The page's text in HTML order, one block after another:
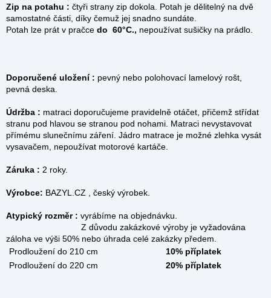
Zip na potahu : čtyři strany zip dokola.
Potah je dělitelný na dvě
samostatné části, díky čemuž jej snadno sundáte.
Potah lze prát v pračce do 60°C., nepoužívat sušičky na prádlo.
Doporučené uložení : pevný nebo polohovací lamelový rošt,
pevná deska.
Údržba : matraci doporučujeme pravidelně otáčet, přičemž střídat
stranu pod hlavou se stranou pod nohami. Matraci nevystavovat
přímému slunečnímu záření. Jádro matrace je možné zlehka vysát
vysavačem, nepoužívat motorové kartáče.
Záruka : 2 roky.
Výrobce: BAZYL.CZ , český výrobek.
Atypický rozměr : vyrábíme na objednávku.
Z důvodu zakázkové výroby je vyžadována
záloha ve výši 50% nebo úhrada celé zakázky předem.
Prodloužení do 210 cm
10% příplatek
Prodloužení do 220 cm
20% příplatek